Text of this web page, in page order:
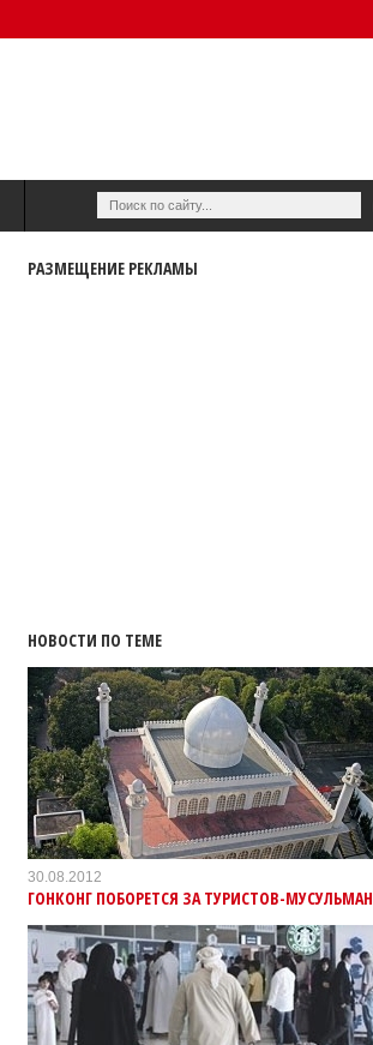
РАЗМЕЩЕНИЕ РЕКЛАМЫ
НОВОСТИ ПО ТЕМЕ
30.08.2012
ГОНКОНГ ПОБОРЕТСЯ ЗА ТУРИСТОВ-МУСУЛЬМАН